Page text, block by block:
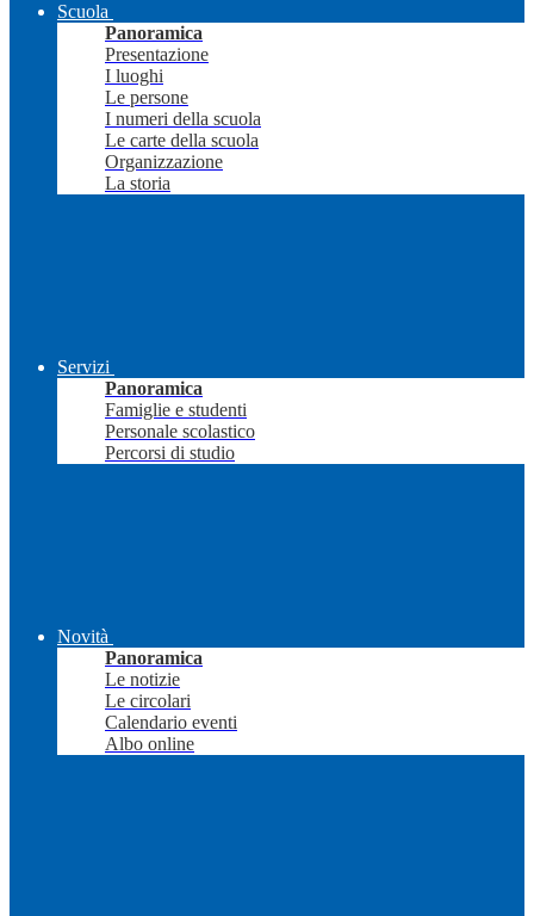
Scuola
Panoramica
Presentazione
I luoghi
Le persone
I numeri della scuola
Le carte della scuola
Organizzazione
La storia
Servizi
Panoramica
Famiglie e studenti
Personale scolastico
Percorsi di studio
Novità
Panoramica
Le notizie
Le circolari
Calendario eventi
Albo online